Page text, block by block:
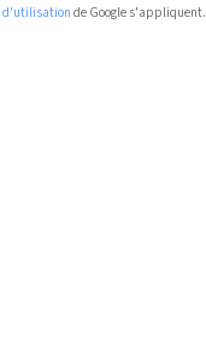
d'utilisation de Google s'appliquent.